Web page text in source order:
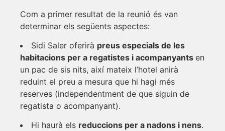
Com a primer resultat de la reunió és van
determinar els següents aspectes:
Sidi Saler oferirà preus especials de les
habitacions per a regatistes i acompanyants en
un pac de sis nits, així mateix l’hotel anirà
reduint el preu a mesura que hi hagi més
reserves (independentment de que siguin de
regatista o acompanyant).
Hi haurà els reduccions per a nadons i nens.